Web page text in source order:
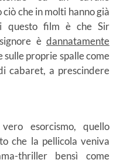
che in molti hanno già
questo film è che Sir
è dannatamente
sulle proprie spalle come
cabaret, a prescindere
esorcismo, quello
che la pellicola veniva
thriller bensì come